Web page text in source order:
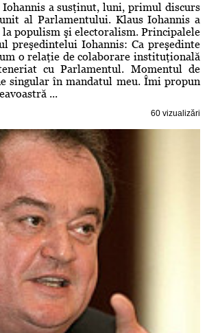
Iohannis a susţinut, luni, primul discurs
al Parlamentului. Klaus Iohannis a
la populism şi electoralism. Principalele
preşedintelui Iohannis: Ca preşedinte
o relaţie de colaborare instituţională
cu Parlamentul. Momentul de
singular în mandatul meu. Îmi propun
...
60 vizualizări